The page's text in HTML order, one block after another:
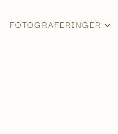
FOTOGRAFERINGER